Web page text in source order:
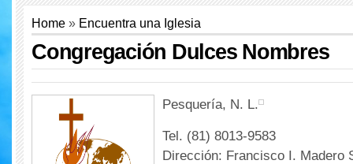
Home » Encuentra una Iglesia
Congregación Dulces Nombres
Pesquería, N. L.
Tel. (81) 8013-9583
Dirección: Francisco I. Madero